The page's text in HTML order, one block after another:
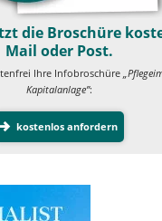
die Broschüre
Mail oder Post.
Ihre Infobroschüre
Kapitalanlage”:
kostenlos anfordern